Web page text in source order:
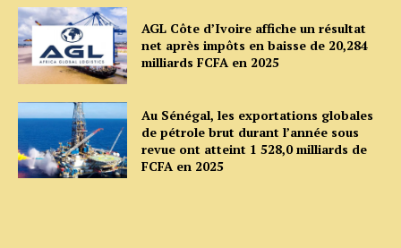
AGL Côte d’Ivoire affiche un résultat
net après impôts en baisse de 20,284
milliards FCFA en 2025
Au Sénégal, les exportations globales
de pétrole brut durant l’année sous
revue ont atteint 1 528,0 milliards de
FCFA en 2025